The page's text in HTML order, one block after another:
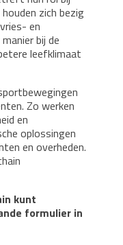
zich bezig
en
bij de
leefklimaat
Zo werken
en
oplossingen
en overheden.
kunt
formulier in